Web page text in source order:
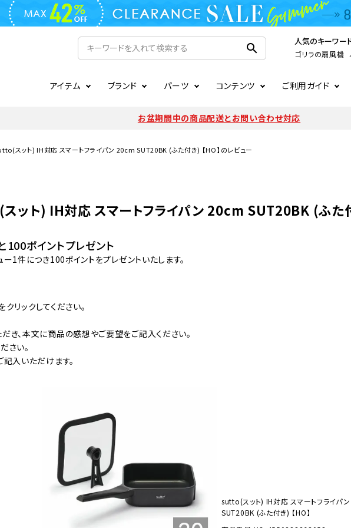
search 人気のキーワー
ゴリラの扇風機
アイテム
タンブラー・マグカップ
寝具
暖房機 掃除機
美容・健康家電
ブランド
CIRCULIGHT
CORELLE LuminousLED
LUMEA
パーツ
照明関連
コンテンツ ご利用ガイド
送料とお支払いについて 注文確認メールの未着について
ご注文後のキャンセルについて 会員登録について
お盆期間中の商品配送とお問い合わせ対応
スット) IH対応 スマートフライパン 20cm SUT20BK (ふた付き) 【HO】のレビュー
ット) IH対応 スマートフライパン 20cm SUT20BK (ふた付
100ポイントプレゼント
1件につき100ポイントをプレゼントいたします。
リックしてください。
き、本文に商品の感想やご要望をご記入ください。
さい。
入いただけます。
sutto(スット) IH対応 スマートフライパ
SUT20BK (ふた付き) 【HO】